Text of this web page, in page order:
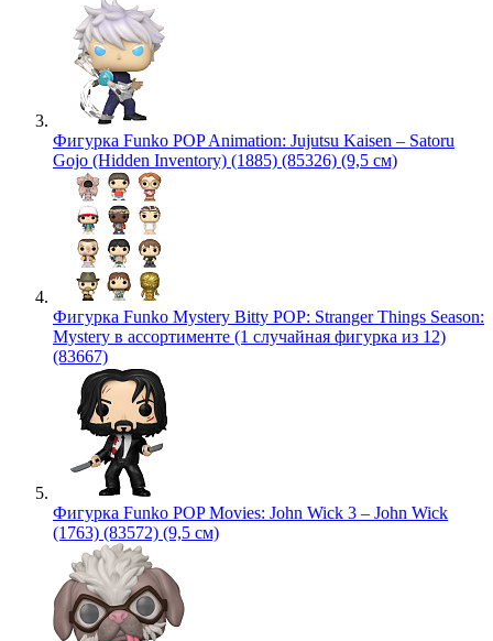
Фигурка Funko POP Animation: Jujutsu Kaisen – Satoru
Gojo (Hidden Inventory) (1885) (85326) (9,5 см)
Фигурка Funko Mystery Bitty POP: Stranger Things Season:
Mystery в ассортименте (1 случайная фигурка из 12)
(83667)
Фигурка Funko POP Movies: John Wick 3 – John Wick
(1763) (83572) (9,5 см)